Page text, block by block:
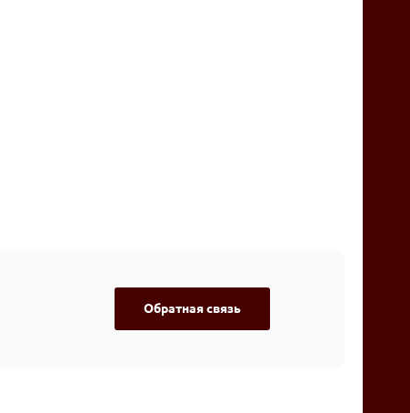
Обратная связь